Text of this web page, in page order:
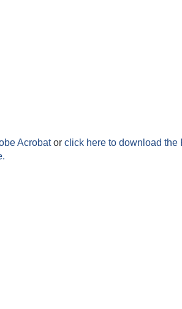
Acrobator click here to download the